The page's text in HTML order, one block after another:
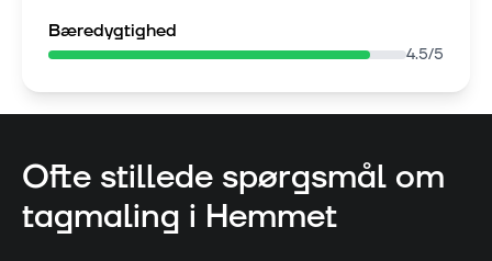
Bæredygtighed
4.5/5
Ofte stillede spørgsmål om
tagmaling i Hemmet